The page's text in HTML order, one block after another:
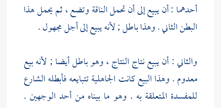
أحدهما : أن يبيع إلى أن تحمل الناقة وتضع ، ثم يحمل هذا
البطن الثاني . وهذا باطل ; لأنه يبيع إلى أجل مجهول .
والثاني : أن يبيع نتاج النتاج ، وهو باطل أيضا ; لأنه بيع
معدوم . وهذا البيع كانت الجاهلية تتبايعه فأبطله الشارع
للمفسدة المتعلقة به . وهو ما بيناه من أحد الوجهين .